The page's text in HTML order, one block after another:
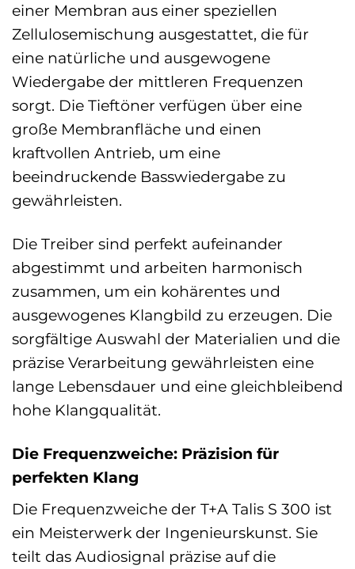
einer Membran aus einer speziellen
Zellulosemischung ausgestattet, die für
eine natürliche und ausgewogene
Wiedergabe der mittleren Frequenzen
sorgt. Die Tieftöner verfügen über eine
große Membranfläche und einen
kraftvollen Antrieb, um eine
beeindruckende Basswiedergabe zu
gewährleisten.
Die Treiber sind perfekt aufeinander
abgestimmt und arbeiten harmonisch
zusammen, um ein kohärentes und
ausgewogenes Klangbild zu erzeugen. Die
sorgfältige Auswahl der Materialien und die
präzise Verarbeitung gewährleisten eine
lange Lebensdauer und eine gleichbleibend
hohe Klangqualität.
Die Frequenzweiche: Präzision für
perfekten Klang
Die Frequenzweiche der T+A Talis S 300 ist
ein Meisterwerk der Ingenieurskunst. Sie
teilt das Audiosignal präzise auf die